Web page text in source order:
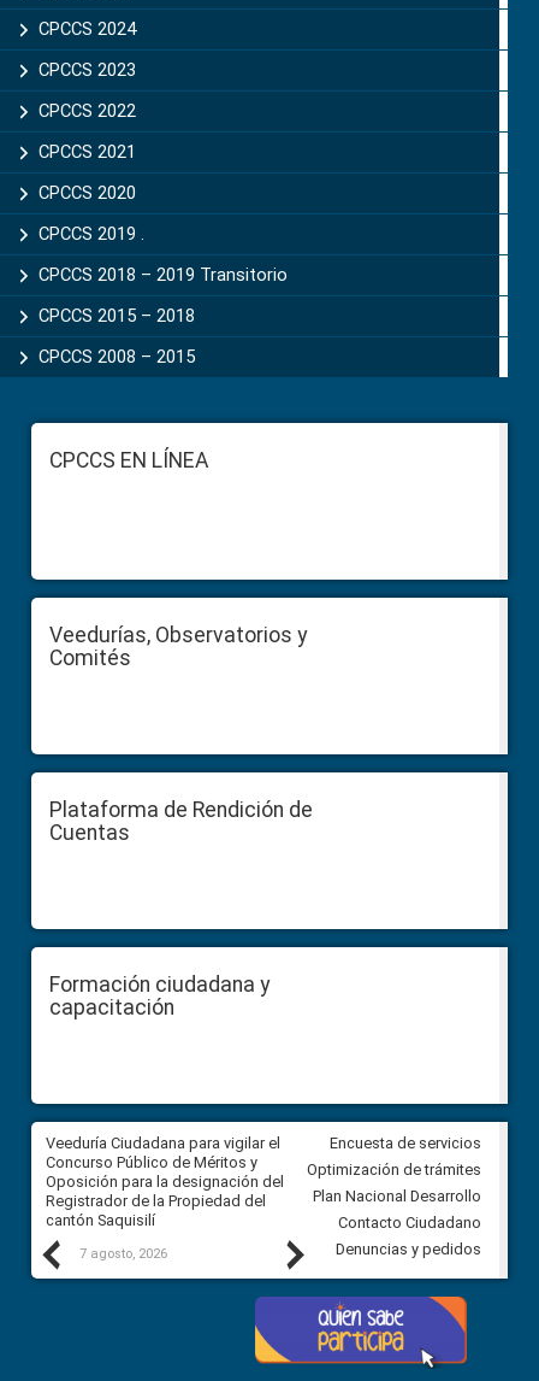
CPCCS 2024
CPCCS 2023
CPCCS 2022
CPCCS 2021
CPCCS 2020
CPCCS 2019 .
CPCCS 2018 – 2019 Transitorio
CPCCS 2015 – 2018
CPCCS 2008 – 2015
FooterCPCCS EN LÍNEA
Veedurías, Observatorios y
Comités
Plataforma de Rendición de
Cuentas
Formación ciudadana y
capacitación
Previous
Veeduría Ciudadana para vigilar el
Concurso Público de Méritos y
Oposición para la designación del
Registrador de la Propiedad del
cantón Saquisilí
7 agosto, 2026
Veeduría Ciudadana para
construcción del asfaltado de
Ballenita del cantón Santa
7 agosto, 2026
Next
Encuesta de servicios
Optimización de trámites
Plan Nacional Desarrollo
Contacto Ciudadano
Denuncias y pedidos